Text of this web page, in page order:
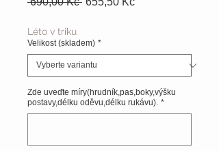
Léto v triku
Velikost (skladem) *
Zde uveďte míry(hrudník,pas,boky,výšku
postavy,délku oděvu,délku rukávu). *